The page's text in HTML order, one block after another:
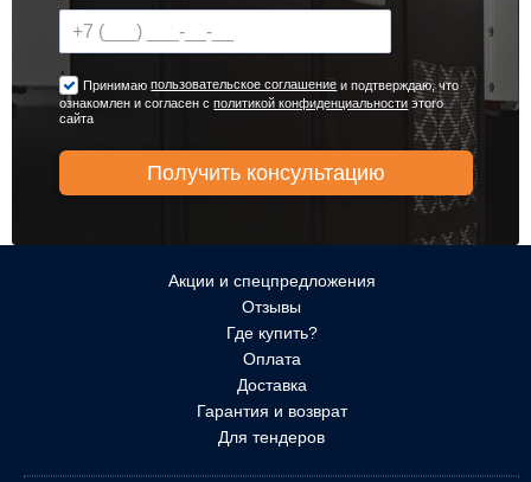
Принимаюпользовательское соглашение и подтверждаю, что
ознакомлен и согласен сполитикой конфиденциальности этого
сайта
Акции и спецпредложения
Отзывы
Где купить?
Оплата
Доставка
Гарантия и возврат
Для тендеров